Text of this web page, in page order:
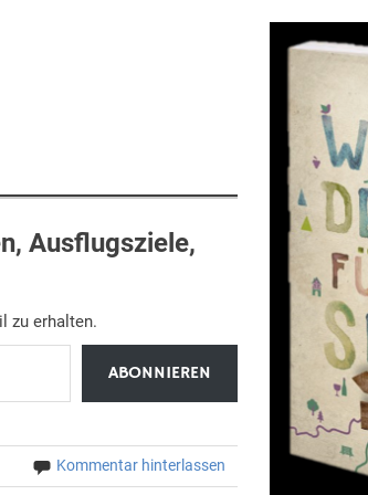
Ausflugsziele,
zu erhalten.
ABONNIEREN
Kommentar hinterlassen